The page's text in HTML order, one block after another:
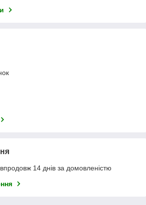
14 днів за домовленістю